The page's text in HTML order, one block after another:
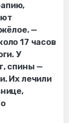
—
17 часов
У
спины —
Их лечили